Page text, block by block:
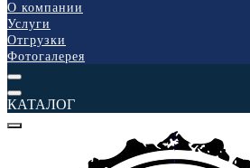
О компании
Услуги
Отгрузки
Фотогалерея
КАТАЛОГ